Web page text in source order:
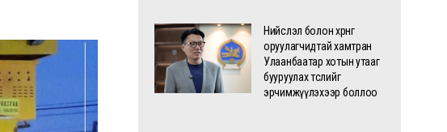
Нийслэл болон хөрөнгө
оруулагчидтай хамтран
Улаанбаатар хотын утааг
бууруулах төслийг
эрчимжүүлэхээр боллоо